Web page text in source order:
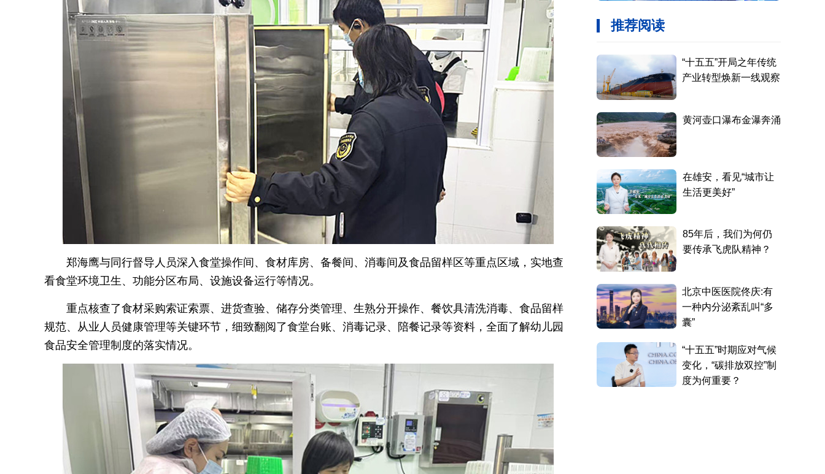
郑海鹰与同行督导人员深入食堂操作间、食材库房、备餐间、消毒间及食品留样区等重点区域，实地查
看食堂环境卫生、功能分区布局、设施设备运行等情况。
重点核查了食材采购索证索票、进货查验、储存分类管理、生熟分开操作、餐饮具清洗消毒、食品留样
规范、从业人员健康管理等关键环节，细致翻阅了食堂台账、消毒记录、陪餐记录等资料，全面了解幼儿园
食品安全管理制度的落实情况。